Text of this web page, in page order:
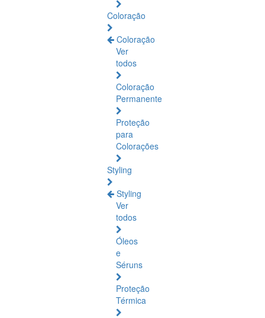
Coloração
Coloração
Ver
todos
Coloração
Permanente
Proteção
para
Colorações
Styling
Styling
Ver
todos
Óleos
e
Séruns
Proteção
Térmica